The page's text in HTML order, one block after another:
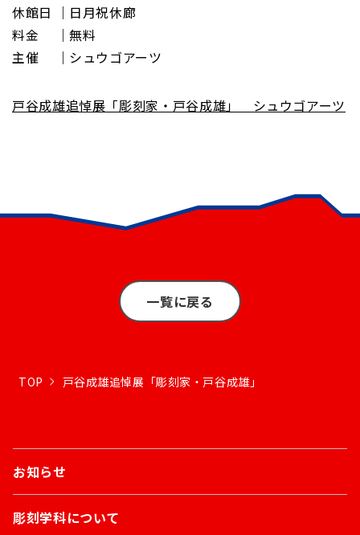
休館日 ｜日月祝休廊
料金 ｜無料
主催 ｜シュウゴアーツ
戸谷成雄追悼展「彫刻家・戸谷成雄」 シュウゴアーツ
一覧に戻る
TOP 戸谷成雄追悼展「彫刻家・戸谷成雄」
お知らせ
彫刻学科について